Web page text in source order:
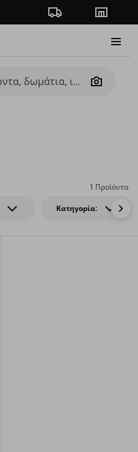
Πορεία παραγγελίας
Camera
Κατηγορία:
1 Προϊόντα